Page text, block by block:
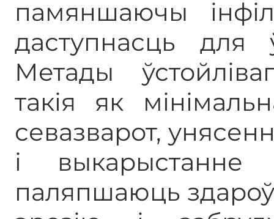
памяншаючы
даступнасць
Метады
такія як
севазварот,
і выкарыстанне
паляпшаюць